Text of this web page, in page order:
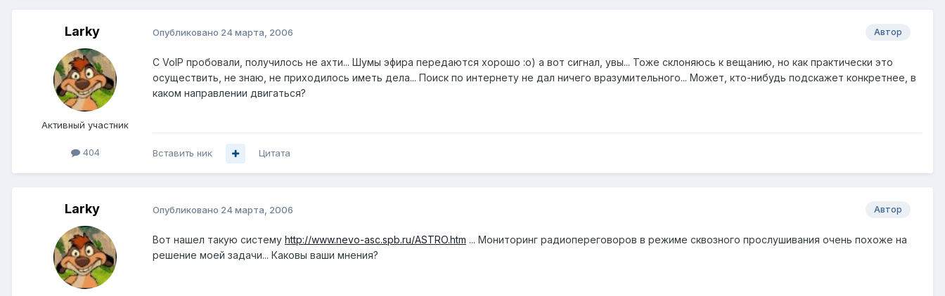
Larky
Активный участник
404
Автор
Опубликовано 24 марта, 2006
C VoIP пробовали, получилось не ахти... Шумы эфира передаются хорошо :о) а вот сигнал, увы... Тоже склоняюсь к вещанию, но как практически это
осуществить, не знаю, не приходилось иметь дела... Поиск по интернету не дал ничего вразумительного... Может, кто-нибудь подскажет конкретнее, в
каком направлении двигаться?
Вставить ник Цитата
Larky Автор
Опубликовано 24 марта, 2006
Вот нашел такую систему http://www.nevo-asc.spb.ru/ASTRO.htm ... Мониторинг радиопереговоров в режиме сквозного прослушивания очень похоже на
решение моей задачи... Каковы ваши мнения?